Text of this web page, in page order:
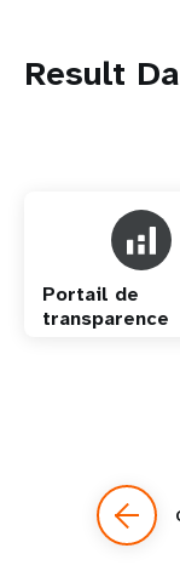
Result
Portail de
transparence